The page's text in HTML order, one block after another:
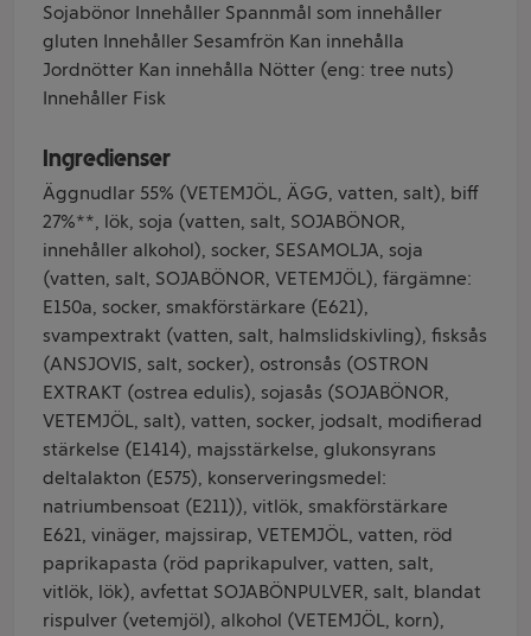
Sojabönor Innehåller Spannmål som innehåller
gluten Innehåller Sesamfrön Kan innehålla
Jordnötter Kan innehålla Nötter (eng: tree nuts)
Innehåller Fisk
Ingredienser
Äggnudlar 55% (VETEMJÖL, ÄGG, vatten, salt), biff
27%**, lök, soja (vatten, salt, SOJABÖNOR,
innehåller alkohol), socker, SESAMOLJA, soja
(vatten, salt, SOJABÖNOR, VETEMJÖL), färgämne:
E150a, socker, smakförstärkare (E621),
svampextrakt (vatten, salt, halmslidskivling), fisksås
(ANSJOVIS, salt, socker), ostronsås (OSTRON
EXTRAKT (ostrea edulis), sojasås (SOJABÖNOR,
VETEMJÖL, salt), vatten, socker, jodsalt, modifierad
stärkelse (E1414), majsstärkelse, glukonsyrans
deltalakton (E575), konserveringsmedel:
natriumbensoat (E211)), vitlök, smakförstärkare
E621, vinäger, majssirap, VETEMJÖL, vatten, röd
paprikapasta (röd paprikapulver, vatten, salt,
vitlök, lök), avfettat SOJABÖNPULVER, salt, blandat
rispulver (vetemjöl), alkohol (VETEMJÖL, korn),